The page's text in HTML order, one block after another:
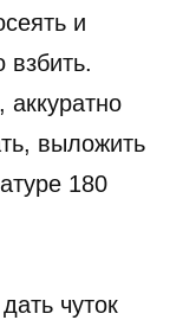
и
аккуратно
выложить
180
чуток